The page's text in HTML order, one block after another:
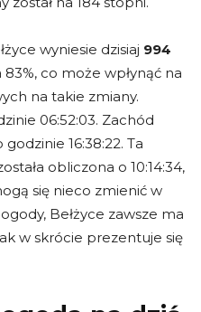
wyniesie dzisiaj 994
co może wpłynąć na
na takie zmiany.
06:52:03. Zachód
16:38:22. Ta
obliczona o 10:14:34,
się nieco zmienić w
Bełżyce zawsze ma
w skrócie prezentuje się